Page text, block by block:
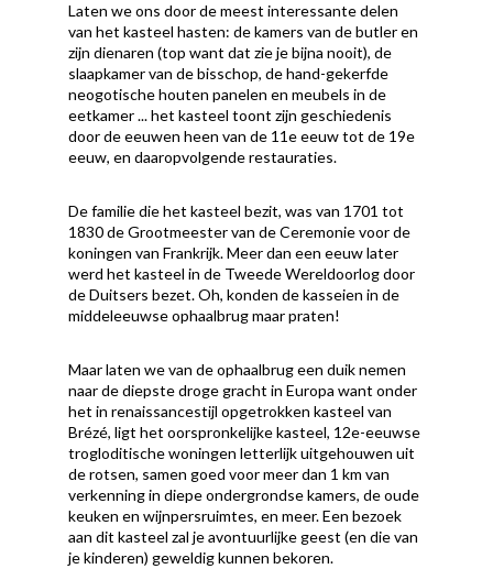
Laten we ons door de meest interessante delen
van het kasteel hasten: de kamers van de butler en
zijn dienaren (top want dat zie je bijna nooit), de
slaapkamer van de bisschop, de hand-gekerfde
neogotische houten panelen en meubels in de
eetkamer ... het kasteel toont zijn geschiedenis
door de eeuwen heen van de 11e eeuw tot de 19e
eeuw, en daaropvolgende restauraties.
De familie die het kasteel bezit, was van 1701 tot
1830 de Grootmeester van de Ceremonie voor de
koningen van Frankrijk. Meer dan een eeuw later
werd het kasteel in de Tweede Wereldoorlog door
de Duitsers bezet. Oh, konden de kasseien in de
middeleeuwse ophaalbrug maar praten!
Maar laten we van de ophaalbrug een duik nemen
naar de diepste droge gracht in Europa want onder
het in renaissancestijl opgetrokken kasteel van
Brézé, ligt het oorspronkelijke kasteel, 12e-eeuwse
trogloditische woningen letterlijk uitgehouwen uit
de rotsen, samen goed voor meer dan 1 km van
verkenning in diepe ondergrondse kamers, de oude
keuken en wijnpersruimtes, en meer. Een bezoek
aan dit kasteel zal je avontuurlijke geest (en die van
je kinderen) geweldig kunnen bekoren.